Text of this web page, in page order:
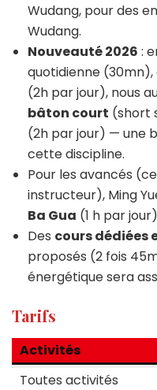
Wudang, pour des
Wudang.
Nouveauté 2026 :
quotidienne (30mn),
(2h par jour), nous
bâton court (short
(2h par jour) — une
cette discipline.
Pour les avancés
instructeur), Ming
Ba Gua (1 h par
Des cours dédiées
proposés (2 fois
énergétique sera
Tarifs
Activités
Toutes activités